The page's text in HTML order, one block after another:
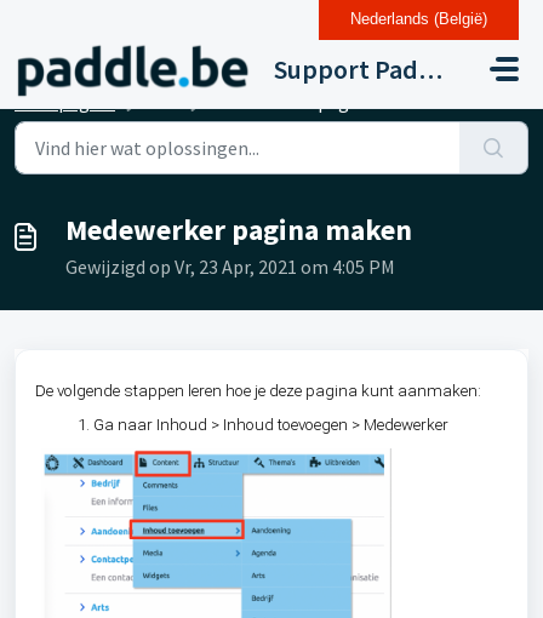
Doorgaan naar hoofdinhoud
Support Paddle Drupal 11
Startpagina
Medewerker pagina maken
Gewijzigd op Vr, 23 Apr, 2021 om 4:05 PM
De volgende stappen leren hoe je deze pagina kunt aanmaken:
Ga naar Inhoud > Inhoud toevoegen > Medewerker
Nederlands (België)